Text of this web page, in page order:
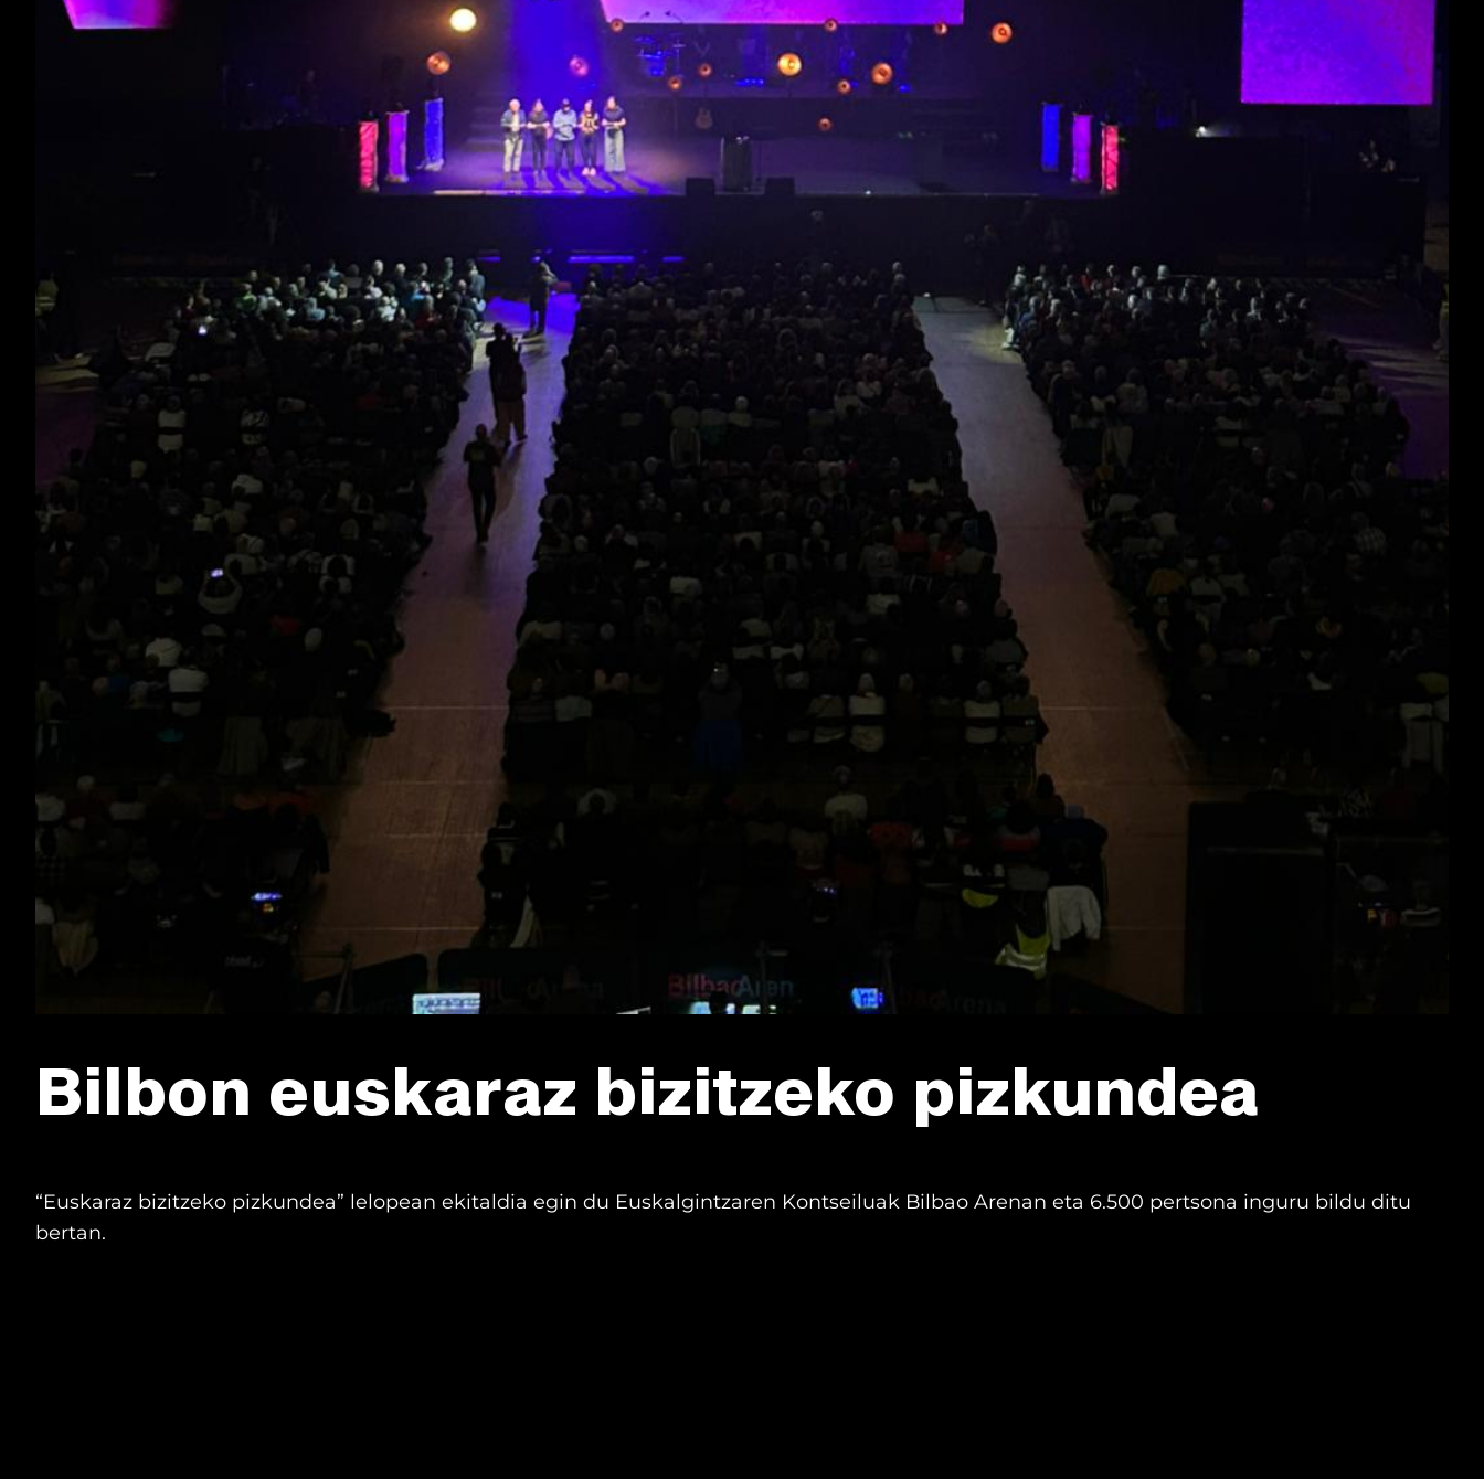
Bilbon euskaraz bizitzeko pizkundea
“Euskaraz bizitzeko pizkundea” lelopean ekitaldia egin du Euskalgintzaren Kontseiluak Bilbao Arenan eta 6.500 pertsona inguru bildu ditu
bertan.